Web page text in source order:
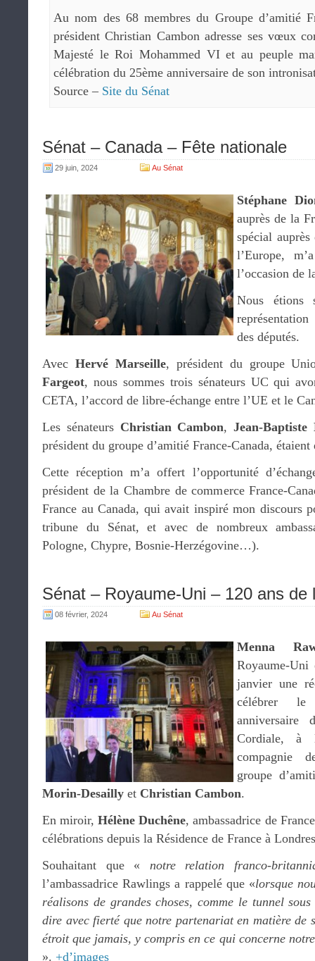
Au nom des 68 membres du Groupe d’amitié
président Christian Cambon adresse ses vœux
Majesté le Roi Mohammed VI et au peuple
célébration du 25ème anniversaire de son
Source – Site du Sénat
Sénat – Canada – Fête nationale
29 juin, 2024 Au Sénat
Stéphane
auprès de la
spécial
l’Europe,
l’occasion de
Nous étions
des députés.
Avec Hervé Marseille, président du groupe
Fargeot, nous sommes trois sénateurs UC qui
CETA, l’accord de libre-échange entre l’UE et le
Les sénateurs Christian Cambon, Jean-Baptiste
président du groupe d’amitié France-Canada, étaient
Cette réception m’a offert l’opportunité
président de la Chambre de commerce France-
France au Canada, qui avait inspiré mon discours
tribune du Sénat, et avec de nombreux
Pologne, Chypre, Bosnie-Herzégovine…).
Sénat – Royaume-Uni – 120 ans de
08 février, 2024 Au Sénat
Menna
Royaume-
janvier une
célébrer le
anniversaire
Cordiale, à
compagnie
groupe
Morin-Desailly et Christian Cambon.
En miroir,Hélène Duchêne, ambassadrice de
célébrations depuis la Résidence de France à
Souhaitant que « notre relation franco-
l’ambassadrice Rawlings a rappelé que «lorsque
réalisons de grandes choses, comme le tunnel
dire avec fierté que notre partenariat en matière de
étroit que jamais, y compris en ce qui concerne
». +d’images